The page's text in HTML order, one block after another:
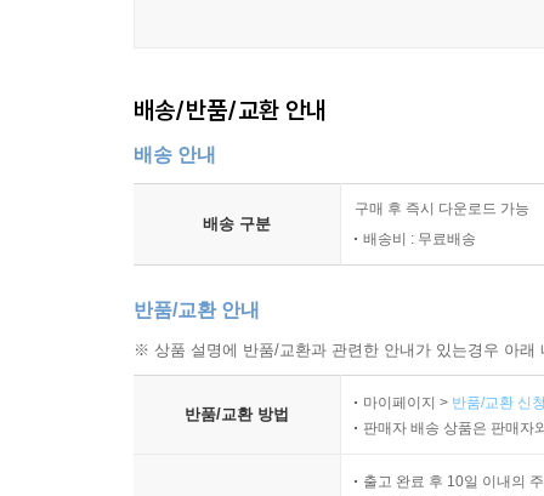
배송/반품/교환 안내
배송 안내
배송 구분
구매 후 즉시 다운로드 가능
배송비 : 무료배송
반품/교환 안내
※ 상품 설명에 반품/교환과 관련한 안내가 있는경우 아
반품/교환 방법
마이페이지 > 반품/교환 신
판매자 배송 상품은 판매자
출고 완료 후 10일 이내의